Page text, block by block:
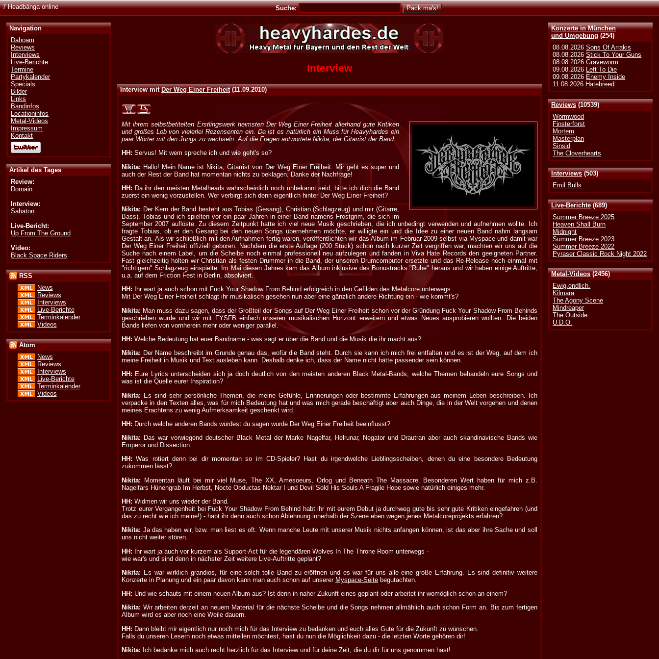
7 Headbänga online Suche:
Konzerte in München
und Umgebung (254)
08.08.2026Sons Of Arrakis
08.08.2026Stick To Your Guns
08.08.2026Graveworm
09.08.2026 Left To Die
09.08.2026 Enemy Inside
11.08.2026 Hatebreed
Reviews(10539)
Wormwood
Finsterforst
Mortem
Masterplan
Sinsid
The Cloverhearts
Interviews(503)
Emil Bulls
Live-Berichte(689)
Summer Breeze 2025
Heaven Shall Burn
Midnight
Summer Breeze 2023
Summer Breeze 2022
Pyraser Classic Rock Night 2022
Metal-Videos(2456)
Ewig.endlich.
Kilmara
The Agony Scene
Mindreaper
The Outside
U.D.O.
Navigation
Dahoam
Reviews
Interviews
Live-Berichte
Termine
Partykalender
Specials
Bilder
Links
Bandinfos
Locationinfos
Metal-Videos
Impressum
Kontakt
Artikel des Tages
Review:
Domain
Interview:
Sabaton
Live-Bericht:
Up From The Ground
Video:
Black Space Riders
RSS
News
Reviews
Interviews
Live-Berichte
Terminkalender
Videos
Atom
News
Reviews
Interviews
Live-Berichte
Terminkalender
Videos
Interview
Interview mitDer Weg Einer Freiheit(11.09.2010)
Mit ihrem selbstbetitelten Erstlingswerk heimsten Der Weg Einer Freiheit allerhand gute Kritiken
und großes Lob von vielerlei Rezensenten ein. Da ist es natürlich ein Muss für Heavyhardes ein
paar Wörter mit den Jungs zu wechseln. Auf die Fragen antwortete Nikita, der Gitarrist der Band.
HH: Servus! Mit wem spreche ich und wie geht's so?
Nikita: Hallo! Mein Name ist Nikita, Gitarrist von Der Weg Einer Freiheit. Mir geht es super und
auch der Rest der Band hat momentan nichts zu beklagen. Danke der Nachfrage!
HH: Da ihr den meisten Metalheads wahrscheinlich noch unbekannt seid, bitte ich dich die Band
zuerst ein wenig vorzustellen. Wer verbirgt sich denn eigentlich hinter Der Weg Einer Freiheit?
Nikita: Der Kern der Band besteht aus Tobias (Gesang), Christian (Schlagzeug) und mir (Gitarre,
Bass). Tobias und ich spielten vor ein paar Jahren in einer Band namens Frostgrim, die sich im
September 2007 auflöste. Zu diesem Zeitpunkt hatte ich viel neue Musik geschrieben, die ich unbedingt verwenden und aufnehmen wollte. Ich
fragte Tobias, ob er den Gesang bei den neuen Songs übernehmen möchte, er willigte ein und die Idee zu einer neuen Band nahm langsam
Gestalt an. Als wir schließlich mit den Aufnahmen fertig waren, veröffentlichten wir das Album im Februar 2009 selbst via Myspace und damit war
Der Weg Einer Freiheit offiziell geboren. Nachdem die erste Auflage (200 Stück) schon nach kurzer Zeit vergriffen war, machten wir uns auf die
Suche nach einem Label, um die Scheibe noch einmal professionell neu aufzulegen und fanden in Viva Hate Records den geeigneten Partner.
Fast gleichzeitig holten wir Christian als festen Drummer in die Band, der unseren Drumcomputer ersetzte und das Re-Release noch einmal mit
"richtigem" Schlagzeug einspielte. Im Mai diesen Jahres kam das Album inklusive des Bonustracks "Ruhe" heraus und wir haben einige Auftritte,
u.a. auf dem Friction Fest in Berlin, absolviert.
HH: Ihr wart ja auch schon mit Fuck Your Shadow From Behind erfolgreich in den Gefilden des Metalcore unterwegs.
Mit Der Weg Einer Freiheit schlagt ihr musikalisch gesehen nun aber eine gänzlich andere Richtung ein - wie kommt's?
Nikita: Man muss dazu sagen, dass der Großteil der Songs auf Der Weg Einer Freiheit schon vor der Gründung Fuck Your Shadow From Behinds
geschrieben wurde und wir mit FYSFB einfach unseren musikalischen Horizont erweitern und etwas Neues ausprobieren wollten. Die beiden
Bands liefen von vornherein mehr oder weniger parallel.
HH: Welche Bedeutung hat euer Bandname - was sagt er über die Band und die Musik die ihr macht aus?
Nikita: Der Name beschreibt im Grunde genau das, wofür die Band steht. Durch sie kann ich mich frei entfalten und es ist der Weg, auf dem ich
meine Freiheit in Musik und Text ausleben kann. Deshalb denke ich, dass der Name nicht hätte passender sein können.
HH: Eure Lyrics unterscheiden sich ja doch deutlich von den meisten anderen Black Metal-Bands, welche Themen behandeln eure Songs und
was ist die Quelle eurer Inspiration?
Nikita: Es sind sehr persönliche Themen, die meine Gefühle, Erinnerungen oder bestimmte Erfahrungen aus meinem Leben beschreiben. Ich
verpacke in den Texten alles, was für mich Bedeutung hat und was mich gerade beschäftigt aber auch Dinge, die in der Welt vorgehen und denen
meines Erachtens zu wenig Aufmerksamkeit geschenkt wird.
HH: Durch welche anderen Bands würdest du sagen wurde Der Weg Einer Freiheit beeinflusst?
Nikita: Das war vorwiegend deutscher Black Metal der Marke Nagelfar, Helrunar, Negator und Drautran aber auch skandinavische Bands wie
Emperor und Dissection.
HH: Was rotiert denn bei dir momentan so im CD-Spieler? Hast du irgendwelche Lieblingsscheiben, denen du eine besondere Bedeutung
zukommen lässt?
Nikita: Momentan läuft bei mir viel Muse, The XX, Amesoeurs, Orlog und Beneath The Massacre. Besonderen Wert haben für mich z.B.
Nagelfars Hünengrab Im Herbst, Nocte Obductas Nektar I und Devil Sold His Souls A Fragile Hope sowie natürlich einiges mehr.
HH: Widmen wir uns wieder der Band.
Trotz eurer Vergangenheit bei Fuck Your Shadow From Behind habt ihr mit eurem Debut ja durchweg gute bis sehr gute Kritiken eingefahren (und
das zu recht wie ich meine!) - habt ihr denn auch schon Ablehnung innerhalb der Szene eben wegen jenes Metalcoreprojekts erfahren?
Nikita: Ja das haben wir, bzw. man liest es oft. Wenn manche Leute mit unserer Musik nichts anfangen können, ist das aber ihre Sache und soll
uns nicht weiter stören.
HH: Ihr wart ja auch vor kurzem als Support-Act für die legendären Wolves In The Throne Room unterwegs -
wie war's und sind denn in nächster Zeit weitere Live-Auftritte geplant?
Nikita: Es war wirklich grandios, für eine solch tolle Band zu eröffnen und es war für uns alle eine große Erfahrung. Es sind definitiv weitere
Konzerte in Planung und ein paar davon kann man auch schon auf unserer Myspace-Seite begutachten.
HH: Und wie schauts mit einem neuen Album aus? Ist denn in naher Zukunft eines geplant oder arbeitet ihr womöglich schon an einem?
Nikita: Wir arbeiten derzeit an neuem Material für die nächste Scheibe und die Songs nehmen allmählich auch schon Form an. Bis zum fertigen
Album wird es aber noch eine Weile dauern.
HH: Dann bleibt mir eigentlich nur noch mich für das Interview zu bedanken und euch alles Gute für die Zukunft zu wünschen.
Falls du unseren Lesern noch etwas mitteilen möchtest, hast du nun die Möglichkeit dazu - die letzten Worte gehören dir!
Nikita: Ich bedanke mich auch recht herzlich für das Interview und für deine Zeit, die du dir für uns genommen hast!